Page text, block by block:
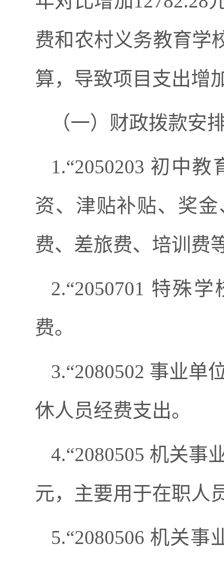
费和农村义务教育学
算，导致项目支出增
（一）财政拨款安
1.“2050203 初中
资、津贴补贴、奖
费、差旅费、培训费
2.“2050701 特殊
费。
3.“2080502 事业单
休人员经费支出。
4.“2080505 机关事
元，主要用于在职人
5.“2080506 机关事